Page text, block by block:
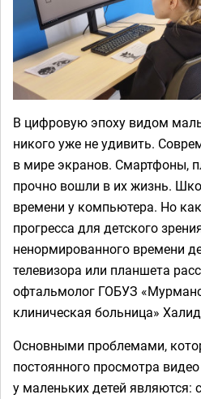
В цифровую эпоху видом
никого уже не удивить.
в мире экранов. Смартфоны,
прочно вошли в их жизнь.
времени у компьютера. Но
прогресса для детского
ненормированного времени
телевизора или планшета
офтальмолог ГОБУЗ
клиническая больница»
Основными проблемами,
постоянного просмотра
у маленьких детей являются: